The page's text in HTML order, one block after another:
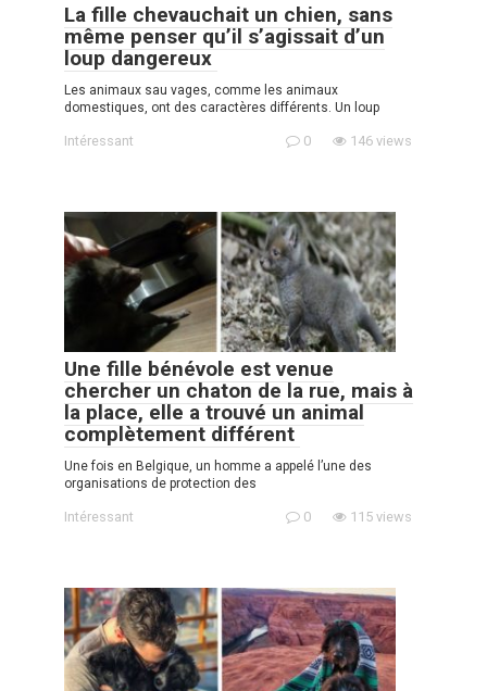
La fille chevauchait un chien, sans
même penser qu’il s’agissait d’un
loup dangereux
Les animaux sau vages, comme les animaux
domestiques, ont des caractères différents. Un loup
Intéressant 0 146 views
Une fille bénévole est venue
chercher un chaton de la rue, mais à
la place, elle a trouvé un animal
complètement différent
Une fois en Belgique, un homme a appelé l’une des
organisations de protection des
Intéressant 0 115 views